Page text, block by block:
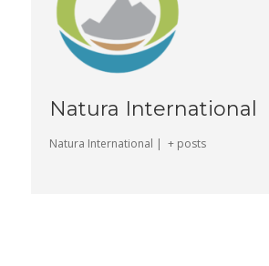
Natura International
Natura International | + posts